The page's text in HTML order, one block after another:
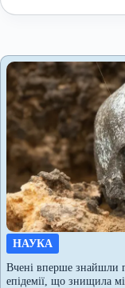
НАУКА
Вчені вперше знайшли
епідемії, що знищила